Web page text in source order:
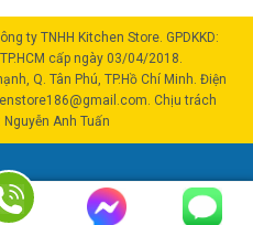
ty TNHH Kitchen Store. GPDKKD:
cấp ngày 03/04/2018.
Q. Tân Phú, TP.Hồ Chí Minh. Điện
Chịu trách
Anh Tuấn